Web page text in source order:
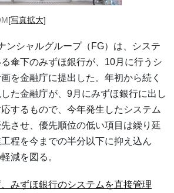
[写真拡大]
シャルグループ（FG）は、システ
傘下のみずほ銀行が、10月に行うシ
を金融庁に提出した。年初から続く
た金融庁が、9月にみずほ銀行に出し
するもので、今年発生したシステム
させ、優先順位の低い項目は繰り延
程を今までの半分以下に抑え込ん
減を図る。
みずほ銀行のシステムを直接管理